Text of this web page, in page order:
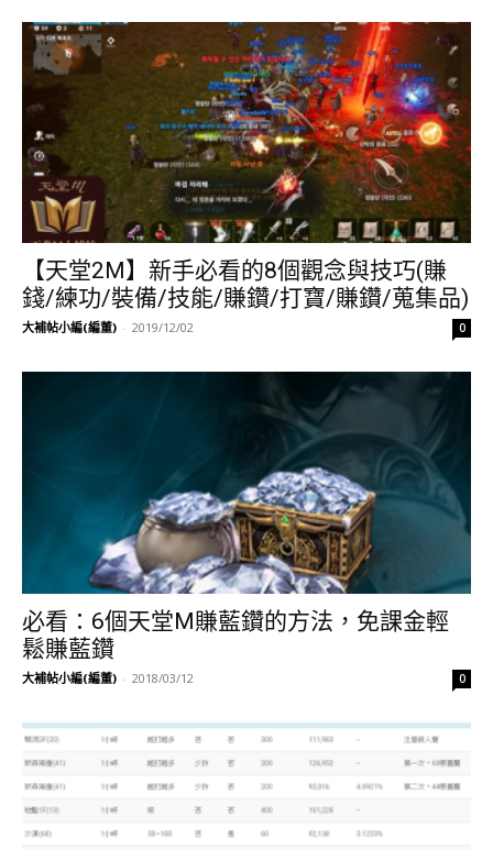
【天堂2M】新手必看的8個觀念與技巧(賺
錢/練功/裝備/技能/賺鑽/打寶/賺鑽/蒐集品)
大補帖小編(編董) - 2019/12/02 0
必看：6個天堂M賺藍鑽的方法，免課金輕
鬆賺藍鑽
大補帖小編(編董) - 2018/03/12 0